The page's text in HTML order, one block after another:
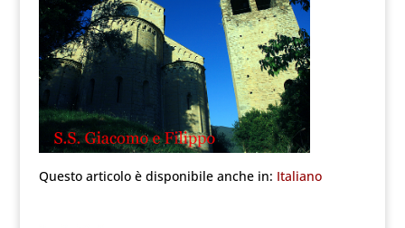
Questo articolo è disponibile anche in: Italiano